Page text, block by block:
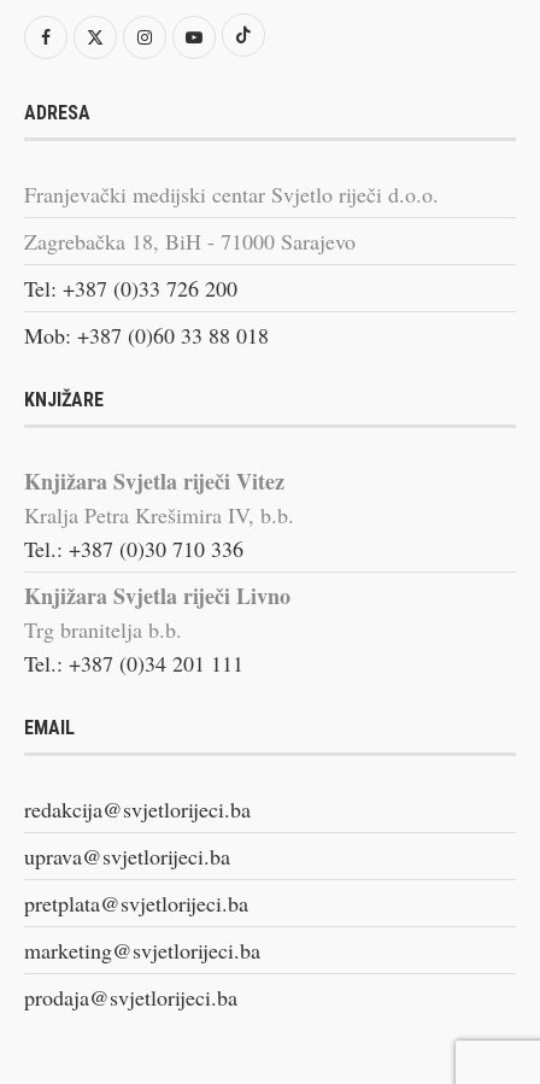
ADRESA
Franjevački medijski centar Svjetlo riječi d.o.o.
Zagrebačka 18, BiH - 71000 Sarajevo
Tel: +387 (0)33 726 200
Mob: +387 (0)60 33 88 018
KNJIŽARE
Knjižara Svjetla riječi Vitez
Kralja Petra Krešimira IV, b.b.
Tel.: +387 (0)30 710 336
Knjižara Svjetla riječi Livno
Trg branitelja b.b.
Tel.: +387 (0)34 201 111
EMAIL
redakcija@svjetlorijeci.ba
uprava@svjetlorijeci.ba
pretplata@svjetlorijeci.ba
marketing@svjetlorijeci.ba
prodaja@svjetlorijeci.ba